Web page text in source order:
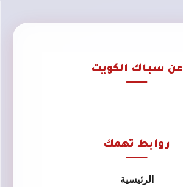
عن سباك الكويت
روابط تهمك
الرئيسية